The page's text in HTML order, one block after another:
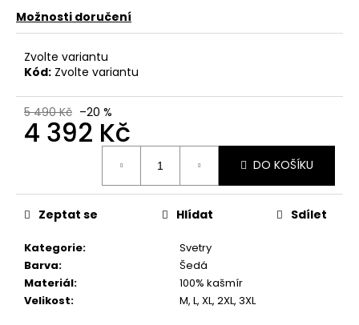
Možnosti doručení
Zvolte variantu
Kód: Zvolte variantu
5 490 Kč –20 %
4 392 Kč
DO KOŠÍKU
Kategorie:
Svetry
Barva:
Šedá
Materiál:
100% kašmír
Velikost: M, L, XL, 2XL, 3XL
Zeptat se Hlídat Sdílet
D
o
p
o
r
u
u
m
e